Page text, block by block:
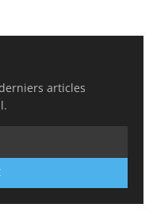
articles